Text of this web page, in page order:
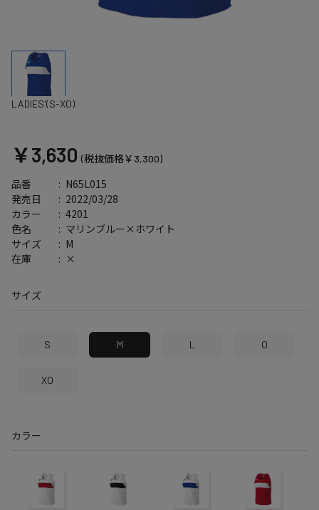
LADIES'(S-XO)
￥3,630 (税抜価格￥3,300)
品番 N65L015
発売日 2022/03/28
サイズ M
カラー 4201
在庫 ×
色名 マリンブルー×ホワイト
サイズ
S M L O
XO
カラー